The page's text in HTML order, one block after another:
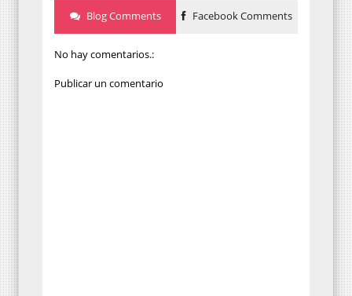
Blog Comments Facebook Comments
No hay comentarios.:
Publicar un comentario